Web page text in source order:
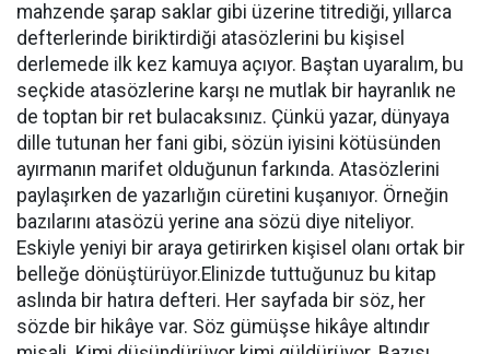
mahzende şarap saklar gibi üzerine titrediği, yıllarca
defterlerinde biriktirdiği atasözlerini bu kişisel
derlemede ilk kez kamuya açıyor. Baştan uyaralım, bu
seçkide atasözlerine karşı ne mutlak bir hayranlık ne
de toptan bir ret bulacaksınız. Çünkü yazar, dünyaya
dille tutunan her fani gibi, sözün iyisini kötüsünden
ayırmanın marifet olduğunun farkında. Atasözlerini
paylaşırken de yazarlığın cüretini kuşanıyor. Örneğin
bazılarını atasözü yerine ana sözü diye niteliyor.
Eskiyle yeniyi bir araya getirirken kişisel olanı ortak bir
belleğe dönüştürüyor.Elinizde tuttuğunuz bu kitap
aslında bir hatıra defteri. Her sayfada bir söz, her
sözde bir hikâye var. Söz gümüşse hikâye altındır